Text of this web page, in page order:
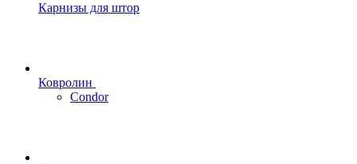
Карнизы для штор
Ковролин
Condor